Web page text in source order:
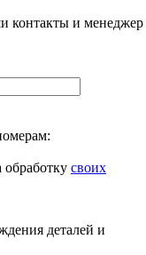
контакты и менеджер
обработку своих
деталей и